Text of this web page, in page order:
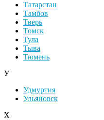
Татарстан
Тамбов
Тверь
Томск
Тула
Тыва
Тюмень
У
Удмуртия
Ульяновск
Х